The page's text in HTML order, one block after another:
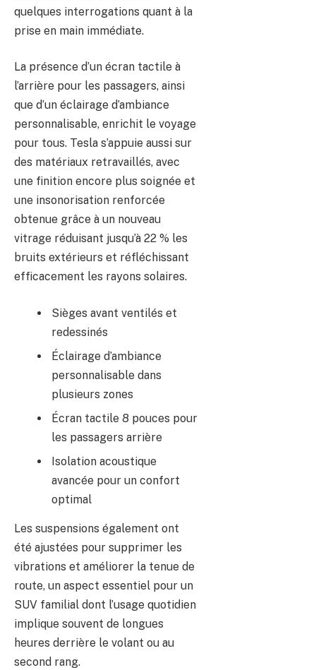
quelques interrogations quant à la
prise en main immédiate.
La présence d’un écran tactile à
l’arrière pour les passagers, ainsi
que d’un éclairage d’ambiance
personnalisable, enrichit le voyage
pour tous. Tesla s’appuie aussi sur
des matériaux retravaillés, avec
une finition encore plus soignée et
une insonorisation renforcée
obtenue grâce à un nouveau
vitrage réduisant jusqu’à 22 % les
bruits extérieurs et réfléchissant
efficacement les rayons solaires.
Sièges avant ventilés et
redessinés
Éclairage d’ambiance
personnalisable dans
plusieurs zones
Écran tactile 8 pouces pour
les passagers arrière
Isolation acoustique
avancée pour un confort
optimal
Les suspensions également ont
été ajustées pour supprimer les
vibrations et améliorer la tenue de
route, un aspect essentiel pour un
SUV familial dont l’usage quotidien
implique souvent de longues
heures derrière le volant ou au
second rang.